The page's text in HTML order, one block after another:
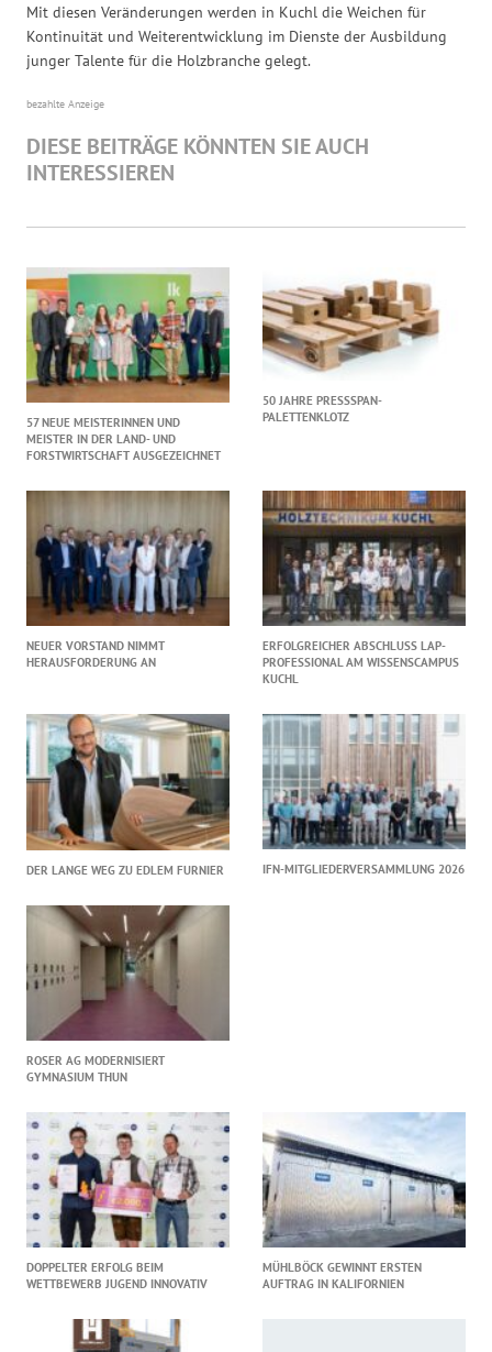
Mit diesen Veränderungen werden in Kuchl die Weichen für
Kontinuität und Weiterentwicklung im Dienste der Ausbildung
junger Talente für die Holzbranche gelegt.
bezahlte Anzeige
DIESE BEITRÄGE KÖNNTEN SIE AUCH
INTERESSIEREN
57 NEUE MEISTERINNEN UND
MEISTER IN DER LAND- UND
FORSTWIRTSCHAFT AUSGEZEICHNET
50 JAHRE PRESSSPAN-
PALETTENKLOTZ
NEUER VORSTAND NIMMT
HERAUSFORDERUNG AN
ERFOLGREICHER ABSCHLUSS LAP-
PROFESSIONAL AM WISSENSCAMPUS
KUCHL
DER LANGE WEG ZU EDLEM FURNIER IFN-MITGLIEDERVERSAMMLUNG 2026
ROSER AG MODERNISIERT
GYMNASIUM THUN
DOPPELTER ERFOLG BEIM
WETTBEWERB JUGEND INNOVATIV
MÜHLBÖCK GEWINNT ERSTEN
AUFTRAG IN KALIFORNIEN